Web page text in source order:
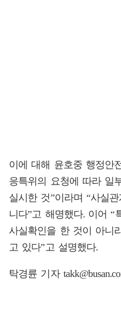
이에 대해 윤호중 행정안
응특위의 요청에 따라 일
실시한 것”이라며 “사실
니다”고 해명했다. 이어
사실확인을 한 것이 아니
고 있다”고 설명했다.
탁경륜 기자